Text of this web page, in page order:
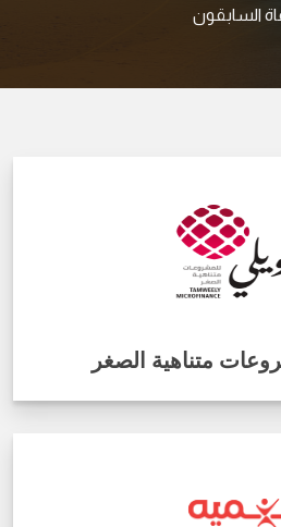
السابقون
متناهية الصغر